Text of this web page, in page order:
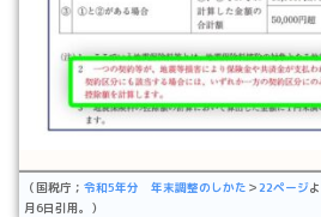
（国税庁； 令和5年分 年末調整のしかた ＞22ページ
月6日引用。）